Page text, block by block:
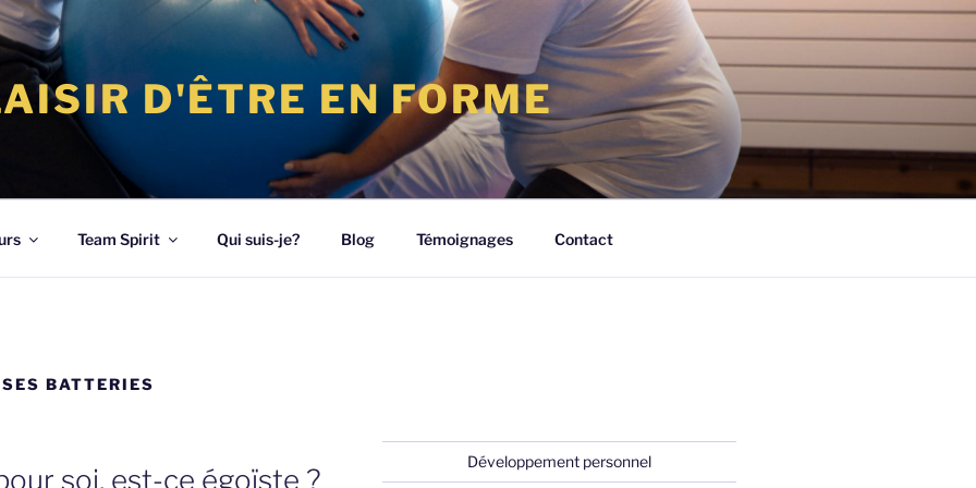
D'ÊTRE EN FORME
Team Spirit Qui suis-je? Blog Témoignages Contact
BATTERIES
soi, est-ce égoïste ?
Développement personnel